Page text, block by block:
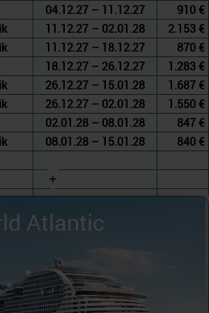
04.12.27 – 11.12.27
910 €
11.12.27 – 02.01.28
2.153 €
11.12.27 – 18.12.27
870 €
18.12.27 – 26.12.27
1.283 €
26.12.27 – 15.01.28
1.687 €
26.12.27 – 02.01.28
1.550 €
02.01.28 – 08.01.28
847 €
08.01.28 – 15.01.28 840 €
+
Atlantic